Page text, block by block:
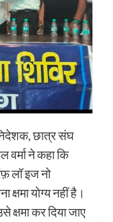
निदेशक, छात्र संघ
वर्मा ने कहा कि
लॉ इज नो
क्षमा योग्य नहीं है।
कर दिया जाए